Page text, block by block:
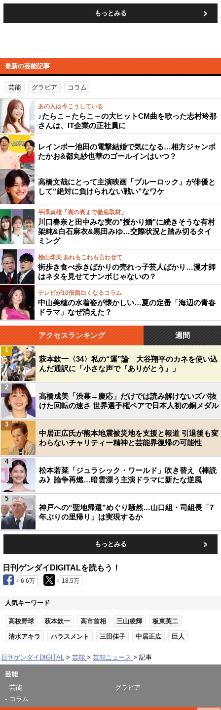
もっとみる
最新の芸能記事
芸能 グラビア コラム
あの人は今こうしている
♪たらこ～たらこ～の大ヒットCM曲を歌った志村玲那
さんは、IT企業の正社員に
レインボー池田の電撃結婚で気になる…相方ジャンボ
たかお&都丸紗也華のゴールインはいつ？
高橋文哉にとって主演映画「ブルーロック」が俳優と
して“絶対に負けられない戦い”なワケ
芋澤貞雄「裏の裏まで徹底取材」
川口春奈と田中みな実の"授かり婚"に続きそうな有村
架純&白石麻衣&黒田みゆ…交際状況と踏み切るタイ
ミング
桧山珠美 あれもこれも言わせて
街歩き食べ歩きばかりの売れっ子芸人ばかり…漫才師
はネタを見せてナンボじゃないの？
テレビが10倍面白くなるコラム
中山美穂の水着姿が懐かしい…夏の定番「海辺の青春
ドラマ」なぜ消えた？
アクセスランキング 週間
萩本欽一〈34〉私の“運”論 大谷翔平のカネを使い込
んだ通訳に「小さな声で『ありがとう』」
1
高橋成美「渋幕→慶応」だけでは読み解けないズバ抜
けた回転の速さ 世界選手権ペアで日本人初の銅メダル
2
中居正広氏が熊本地震被災地を支援と報道 引退後も変
わらないチャリティー精神と芸能界復帰の可能性
3
松本若菜「ジュラシック・ワールド」吹き替え《棒読
み》論争再燃…暗雲漂う主演ドラマに新たな逆風
4
神戸への“聖地帰還”めぐり騒然…山口組・司組長「7
年ぶりの里帰り」は実現するか
5
もっとみる
日刊ゲンダイDIGITALを読もう！
6.6万 18.5万
人気キーワード
高校野球 萩本欽一 高市首相 三山凌輝 板東英二
清水アキラ ハラスメント 三田佳子 中居正広 巨人
日刊ゲンダイDIGITAL 芸能 芸能ニュース 記事
芸能
芸能
グラビア
コラム